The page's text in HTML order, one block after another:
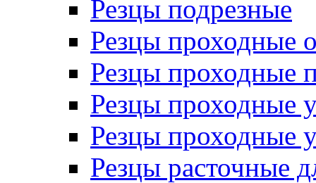
Резцы подрезные
Резцы проходные
Резцы проходные
Резцы проходные
Резцы проходные
Резцы расточные